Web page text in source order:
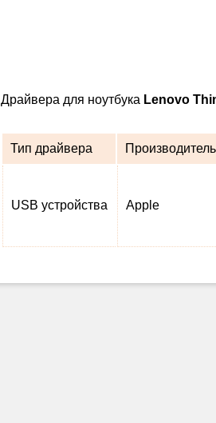
Драйвера для ноутбука Lenovo
Тип драйвера Производитель
USB устройства Apple